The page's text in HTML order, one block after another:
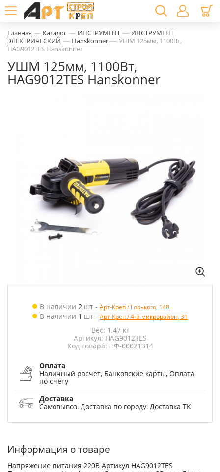
Главная — Каталог — ИНСТРУМЕНТ — ИНСТРУМЕНТ
ЭЛЕКТРИЧЕСКИЙ — Hanskonner — УШМ 125мм, 1100Вт,
HAG9012TES Hanskonner
УШМ 125мм, 1100Вт,
HAG9012TES Hanskonner
В наличии 2 шт - Арт-Креп / Горького, 148
В наличии 1 шт - Арт-Креп / 4-й микрорайон, 31
Вес: 1.47 кг
Артикул: HAG9012TES
Код товара: НФ-00021314
Оплата
Наличный расчет, Банковские карты, Оплата
по счёту
Доставка
Самовывоз, Доставка по городу, Доставка ТК
Информация о товаре
Напряжение питания 220В Артикул HAG9012TES